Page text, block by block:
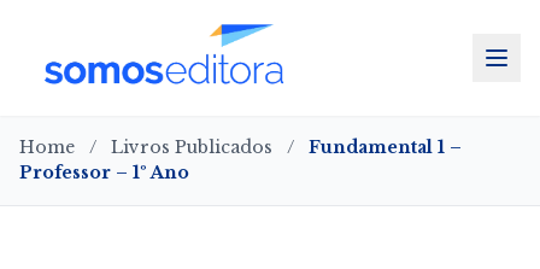
Home / Livros Publicados /
Fundamental 1 –
Professor – 1º Ano